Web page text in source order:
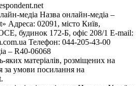
медіа Назва онлайн-медіа –
Адреса: 02091, місто Київ,
будинок 172-Б, офіс 208/1 E-mail:
Телефон: 044-205-43-00
– R40-06068
яких матеріалів, розміщених на
за умови посилання на